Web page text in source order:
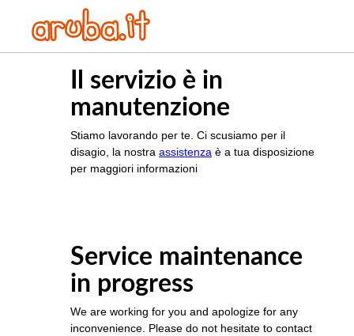
Il servizio è in
manutenzione
Stiamo lavorando per te. Ci scusiamo per il
disagio, la nostra assistenza è a tua disposizione
per maggiori informazioni
Service maintenance
in progress
We are working for you and apologize for any
inconvenience. Please do not hesitate to contact